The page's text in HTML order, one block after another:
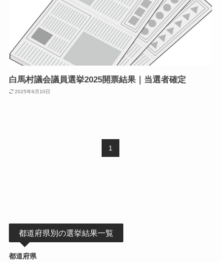
白馬村議会議員選挙2025開票結果｜当選者確定
2025年9月10日
1
都道府県別の選挙結果一覧
都道府県